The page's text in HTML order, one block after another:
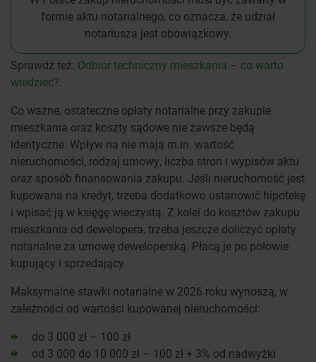
formie aktu notarialnego, co oznacza, że udział
notariusza jest obowiązkowy.
Sprawdź też: Odbiór techniczny mieszkania – co warto
wiedzieć?.
Co ważne, ostateczne opłaty notarialne przy zakupie
mieszkania oraz koszty sądowe nie zawsze będą
identyczne. Wpływ na nie mają m.in. wartość
nieruchomości, rodzaj umowy, liczba stron i wypisów aktu
oraz sposób finansowania zakupu. Jeśli nieruchomość jest
kupowana na kredyt, trzeba dodatkowo ustanowić hipotekę
i wpisać ją w księgę wieczystą. Z kolei do kosztów zakupu
mieszkania od dewelopera, trzeba jeszcze doliczyć opłaty
notarialne za umowę deweloperską. Płacą je po połowie
kupujący i sprzedający.
Maksymalne stawki notarialne w 2026 roku wynoszą, w
zależności od wartości kupowanej nieruchomości:
do 3 000 zł – 100 zł
od 3 000 do 10 000 zł – 100 zł + 3% od nadwyżki